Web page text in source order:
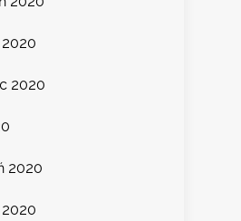
2020
2020